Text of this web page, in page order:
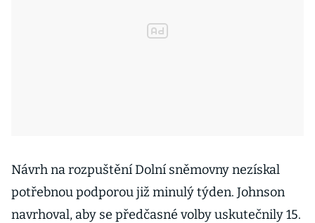
Návrh na rozpuštění Dolní sněmovny nezískal
potřebnou podporou již minulý týden. Johnson
navrhoval, aby se předčasné volby uskutečnily 15.